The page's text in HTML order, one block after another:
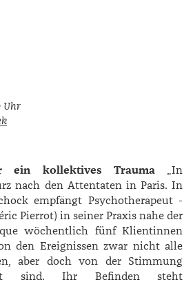
Uhr
ein kollektives Trauma „In
nach den Attentaten in Paris. In
empfängt Psychotherapeut
­Pierrot) in seiner Praxis nahe der
wöchentlich fünf Klientinnen
den Ereignissen zwar nicht alle
aber doch von der Stimmung
sind. Ihr Befinden steht